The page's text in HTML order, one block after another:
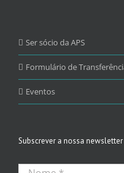
Ser sócio da APS
Formulário de
Eventos
Subscrever a nossa newsletter